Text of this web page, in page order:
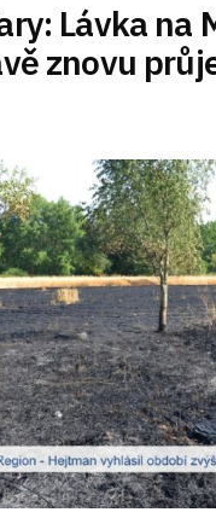
Lávka na
znovu